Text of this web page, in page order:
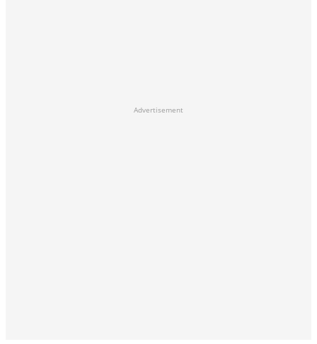
Advertisement